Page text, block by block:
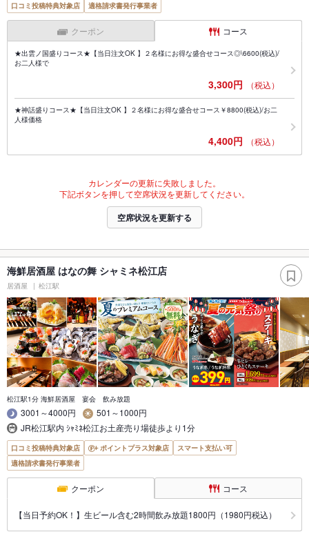
口コミ投稿特典対象店 適格請求書発行事業者
クーポン コース
★出雲ノ国盛りコース★【当日注文OK 】２名様にお得な盛合せコース◎\6600(税込)/
お二人様で
3,300円 （税込）
★神話盛りコース★【当日注文OK 】２名様にお得な盛合せコース￥8800(税込)/お二
人様価格
4,400円 （税込）
カレンダーの更新に失敗しました。
下記ボタンを押して空席状況を更新してください。
空席状況を更新する
海鮮居酒屋 はなの舞 シャミネ松江店
居酒屋 松江駅
松江駅1分 海鮮居酒屋 宴会 飲み放題
3001～4000円
501～1000円
JR松江駅内 ｼｬﾐﾈ松江お土産売り場徒歩より1分
口コミ投稿特典対象店 ポイントプラス対象店
スマート支払い可
適格請求書発行事業者
クーポン コース
【当日予約OK！】生ビール含む2時間飲み放題1800円（1980円税込）